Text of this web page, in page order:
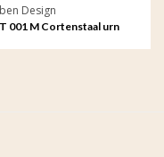
Design
001 M Cortenstaal urn